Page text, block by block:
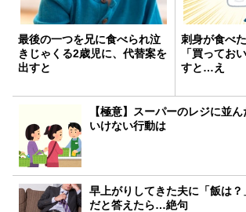
最後の一つを兄に食べられ泣
きじゃくる2歳児に、代替案を
出すと
刺身が食べ
「買ってお
すと…え
【極意】スーパーのレジに並
いけない行動は
早上がりしてきた夫に「飯は？
だと答えたら…絶句